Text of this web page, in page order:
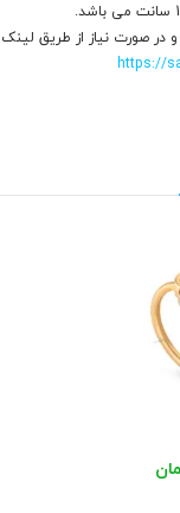
و در صورت نیاز از طریق
https://